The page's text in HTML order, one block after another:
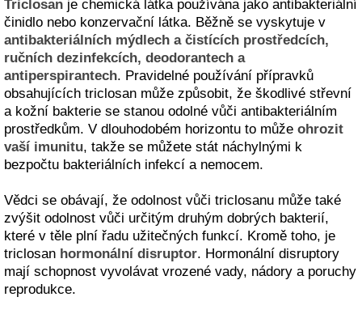
Triclosan je chemická látka používána jako antibakteriální
činidlo nebo konzervační látka. Běžně se vyskytuje v
antibakteriálních mýdlech a čistících prostředcích,
ručních dezinfekcích, deodorantech a
antiperspirantech. Pravidelné používání přípravků
obsahujících triclosan může způsobit, že škodlivé střevní
a kožní bakterie se stanou odolné vůči antibakteriálním
prostředkům. V dlouhodobém horizontu to může ohrozit
vaší imunitu, takže se můžete stát náchylnými k
bezpočtu bakteriálních infekcí a nemocem.
Vědci se obávají, že odolnost vůči triclosanu může také
zvýšit odolnost vůči určitým druhým dobrých bakterií,
které v těle plní řadu užitečných funkcí. Kromě toho, je
triclosan hormonální disruptor. Hormonální disruptory
mají schopnost vyvolávat vrozené vady, nádory a poruchy
reprodukce.